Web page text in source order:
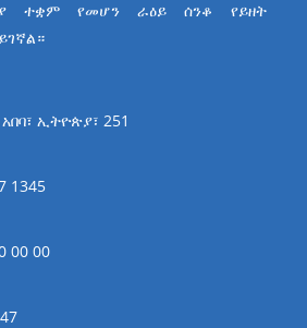
ተቋም የመሆን ራዕይ ሰንቆ የይዘት
ኢትዮጵያ፣ 251
1345
00 00